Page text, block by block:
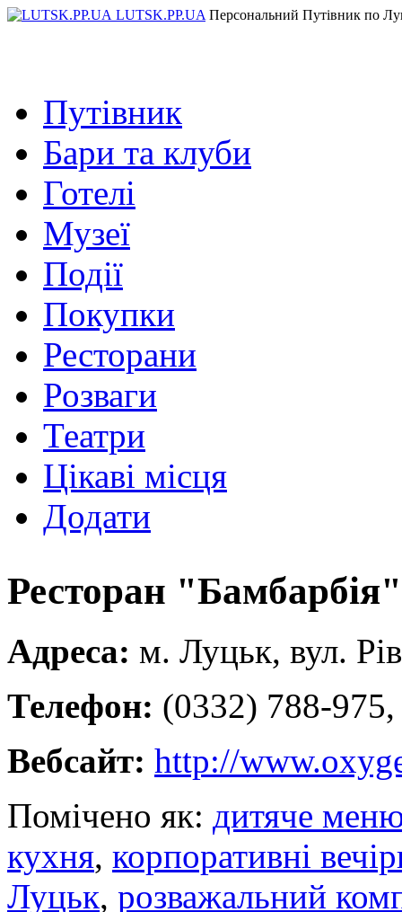
LUTSK.PP.UA Персональний Путівник по
Путівник
Бари та клуби
Готелі
Музеї
Події
Покупки
Ресторани
Розваги
Театри
Цікаві місця
Додати
Ресторан "Бамбарбія"
Адреса: м. Луцьк, вул.
Телефон: (0332) 788-
Вебсайт: http://
Помічено як: дитяче
кухня, корпоративні
Луцьк, розважальний